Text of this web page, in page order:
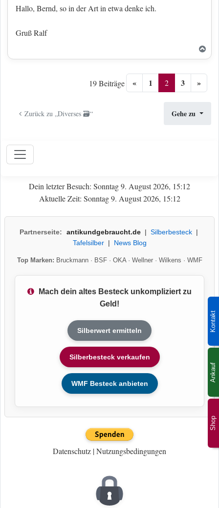
Shop
Kontakt
Ankauf
Hallo, Bernd, so in der Art in etwa denke ich.
Gruß Ralf
19 Beiträge « 1 2 3 »
Zurück zu „Diverses 🗃️“ Gehe zu
Dein letzter Besuch: Sonntag 9. August 2026, 15:12
Aktuelle Zeit: Sonntag 9. August 2026, 15:12
Partnerseite: antikundgebraucht.de| Silberbesteck|
Tafelsilber| News Blog
Top Marken: Bruckmann· BSF· OKA· Wellner· Wilkens · WMF
Mach dein altes Besteck unkompliziert zu
Geld!
Silberwert ermitteln
Silberbesteck verkaufen
WMF Besteck anbieten
Datenschutz |Nutzungsbedingungen